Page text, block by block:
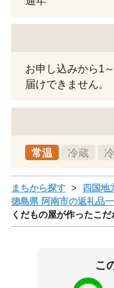
お申し込みから1
届けできません。
常温 冷蔵
まちから探す 四国地
徳島県 阿南市の返礼品
くだもの屋が作ったこだ
こ